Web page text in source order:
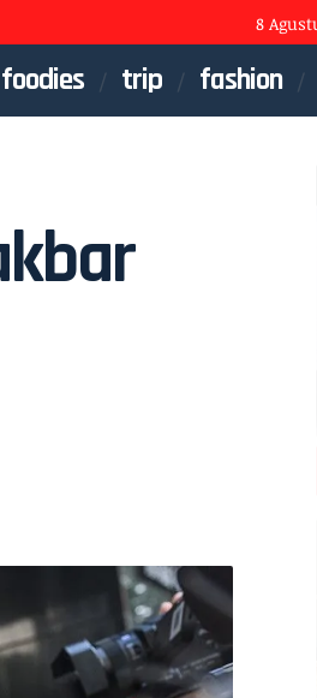
8
foodies trip fashion